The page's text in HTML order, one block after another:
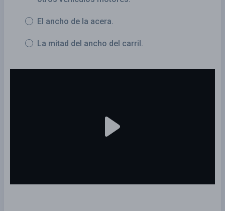
El ancho de la acera.
La mitad del ancho del carril.